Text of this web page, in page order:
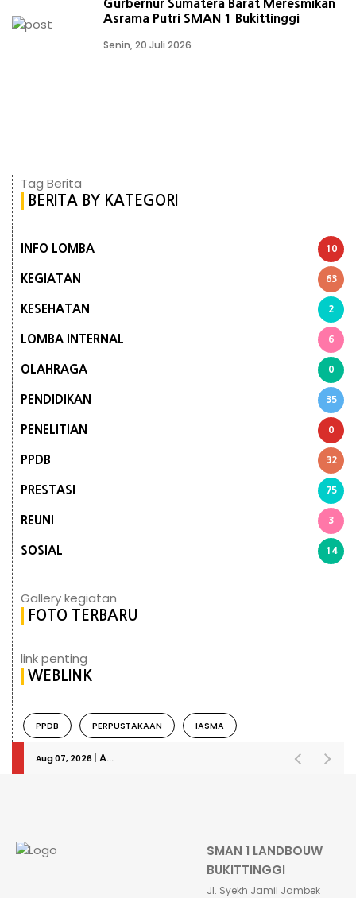
Gurbernur Sumatera Barat Meresmikan
Asrama Putri SMAN 1 Bukittinggi
Senin, 20 Juli 2026
Tag Berita
BERITA BY KATEGORI
INFO LOMBA 10
KEGIATAN 63
KESEHATAN 2
LOMBA INTERNAL 6
OLAHRAGA 0
PENDIDIKAN 35
PENELITIAN 0
PPDB 32
PRESTASI 75
REUNI 3
SOSIAL 14
Gallery kegiatan
FOTO TERBARU
link penting
WEBLINK
PPDB PERPUSTAKAAN IASMA
Aug 07, 2026 | Admin-Fikri telah melakukan login
SMAN 1 LANDBOUW
BUKITTINGGI
Jl. Syekh Jamil Jambek